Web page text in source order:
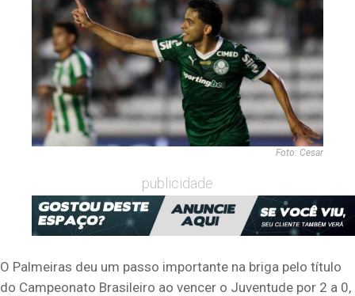
Foto: Cesar
publicidade
O Palmeiras deu um passo importante na briga pelo título
do Campeonato Brasileiro ao vencer o Juventude por 2 a 0,